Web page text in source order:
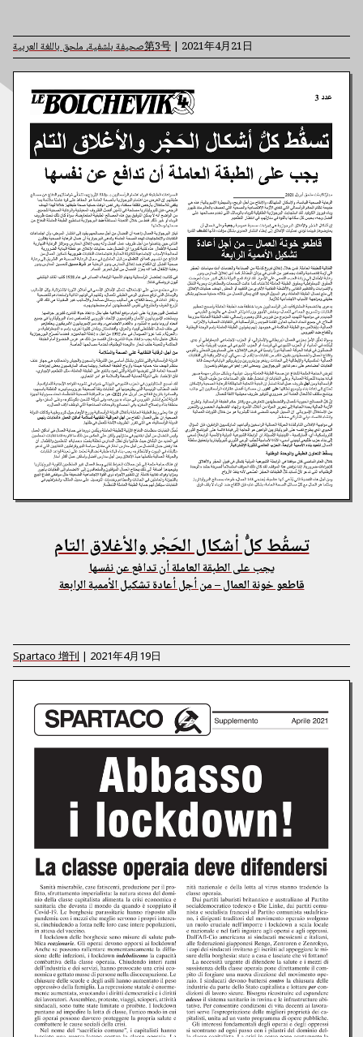
صحيفة بلشفية، ملحق باللغة العربية第3号 | 2021年4月21日
تسقُط كلُّ أشكال الحَجْر والأغلاق التام
يجب على الطبقة العاملة أن تدافع عن نفسها
قاطعو خونة العمال – من أجل أعادة تشكيل الأممية الرابعة
Spartaco 增刊 | 2021年4月19日